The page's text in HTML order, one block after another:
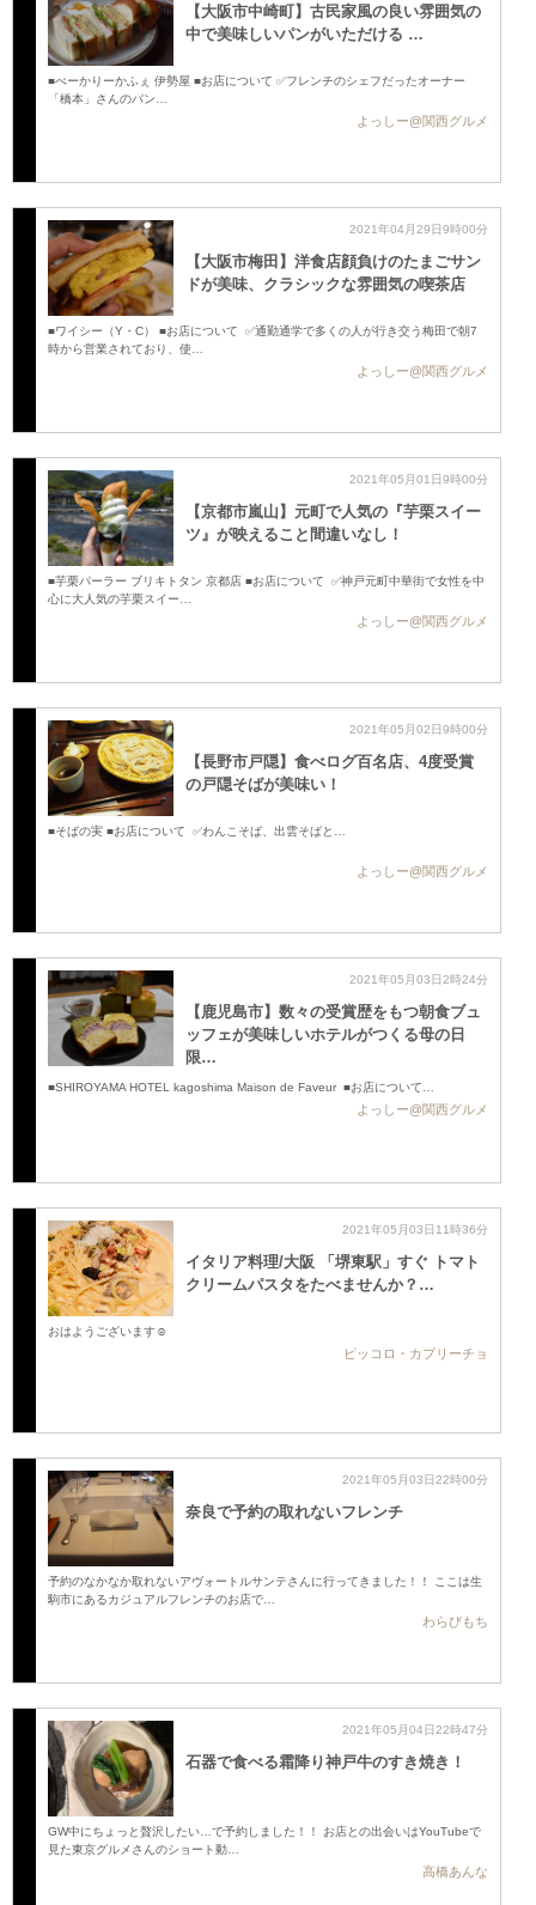
【大阪市中崎町】古民家風の良い雰囲気の
中で美味しいパンがいただける …
■べーかりーかふぇ 伊勢屋 ■お店について ✅フレンチのシェフだったオーナー
「橋本」さんのパン…
よっしー@関西グルメ
2021年04月29日9時00分
【大阪市梅田】洋食店顔負けのたまごサン
ドが美味、クラシックな雰囲気の喫茶店
■ワイシー（Y・C） ■お店について ✅通勤通学で多くの人が行き交う梅田で朝7
時から営業されており、使…
よっしー@関西グルメ
2021年05月01日9時00分
【京都市嵐山】元町で人気の『芋栗スイー
ツ』が映えること間違いなし！
■芋栗パーラー ブリキトタン 京都店 ■お店について ✅神戸元町中華街で女性を中
心に大人気の芋栗スイー…
よっしー@関西グルメ
2021年05月02日9時00分
【長野市戸隠】食べログ百名店、4度受賞
の戸隠そばが美味い！
■そばの実 ■お店について ✅わんこそば、出雲そばと…
よっしー@関西グルメ
2021年05月03日2時24分
【鹿児島市】数々の受賞歴をもつ朝食ブュ
ッフェが美味しいホテルがつくる母の日
限…
■SHIROYAMA HOTEL kagoshima Maison de Faveur ■お店について …
よっしー@関西グルメ
2021年05月03日11時36分
イタリア料理/大阪 「堺東駅」すぐ トマト
クリームパスタをたべませんか？…
おはようございます☺️
ピッコロ・カプリーチョ
2021年05月03日22時00分
奈良で予約の取れないフレンチ
予約のなかなか取れないアヴォートルサンテさんに行ってきました！！ ここは生
駒市にあるカジュアルフレンチのお店で…
わらびもち
2021年05月04日22時47分
石器で食べる霜降り神戸牛のすき焼き！
GW中にちょっと贅沢したい…で予約しました！！ お店との出会いはYouTubeで
見た東京グルメさんのショート動…
高橋あんな